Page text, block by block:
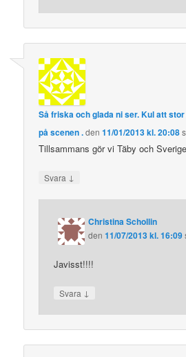
Så friska och glada ni ser. Kul att
på scenen .den11/01/2013 kl. 20:08
Tillsammans gör vi Täby och
Svara ↓
Christina Schollin
den11/07/2013 kl. 16:09
Javisst!!!!
Svara ↓